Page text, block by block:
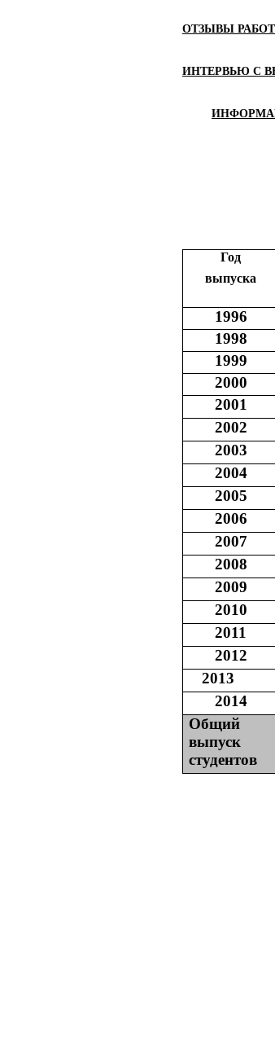
ОТЗЫВЫ
ИНТЕРВЬЮ С
Год
выпуска
1996
1998
1999
2000
2001
2002
2003
2004
2005
2006
2007
2008
2009
2010
2011
2012
2013
2014
Общий
выпуск
студентов